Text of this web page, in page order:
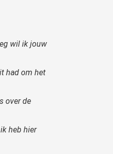
wil ik jouw
had om het
over de
heb hier